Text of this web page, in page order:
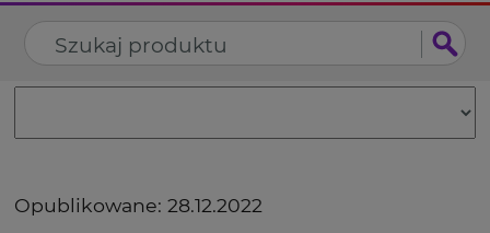
Opublikowane: 28.12.2022